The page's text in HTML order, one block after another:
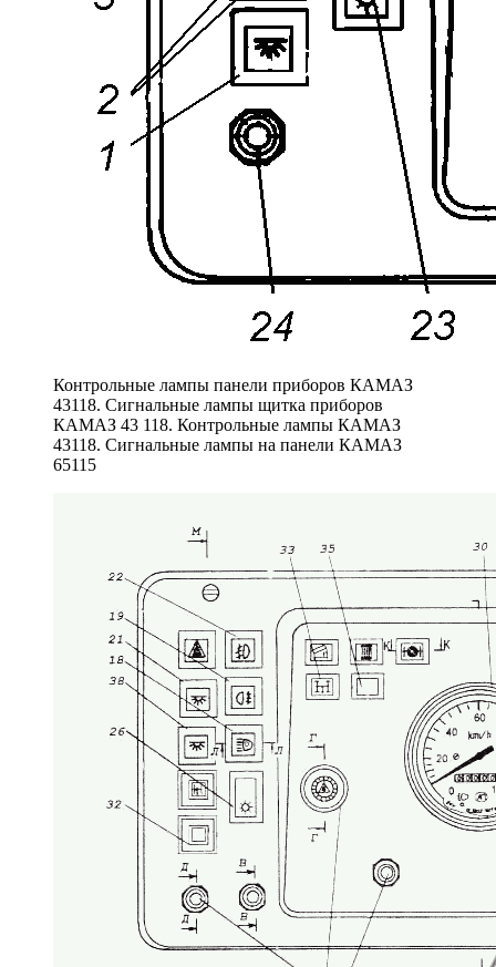
Контрольные лампы панели приборов КАМАЗ
43118. Сигнальные лампы щитка приборов
КАМАЗ 43 118. Контрольные лампы КАМАЗ
43118. Сигнальные лампы на панели КАМАЗ
65115